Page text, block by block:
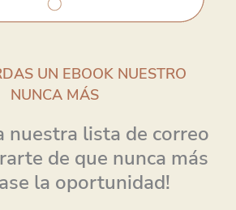
UN EBOOK NUESTRO
NUNCA MÁS
nuestra lista de correo
de que nunca más
la oportunidad!